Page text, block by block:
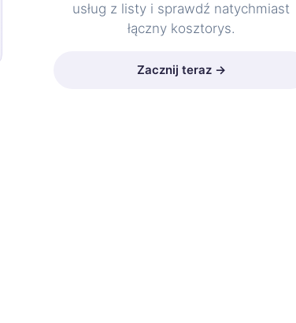
usług z listy i sprawdź natychmiast
łączny kosztorys.
Zacznij teraz →